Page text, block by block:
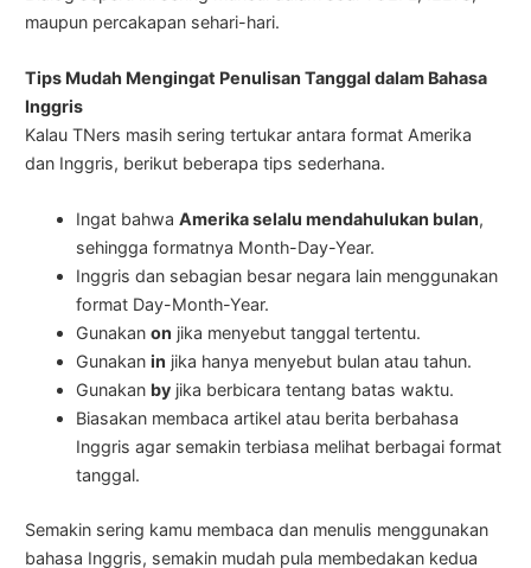
maupun percakapan sehari-hari.
Tips Mudah Mengingat Penulisan Tanggal dalam Bahasa
Inggris
Kalau TNers masih sering tertukar antara format Amerika
dan Inggris, berikut beberapa tips sederhana.
Ingat bahwaAmerika selalu mendahulukan bulan,
sehingga formatnya Month-Day-Year.
Inggris dan sebagian besar negara lain menggunakan
format Day-Month-Year.
Gunakanon jika menyebut tanggal tertentu.
Gunakanin jika hanya menyebut bulan atau tahun.
Gunakan by jika berbicara tentang batas waktu.
Biasakan membaca artikel atau berita berbahasa
Inggris agar semakin terbiasa melihat berbagai format
tanggal.
Semakin sering kamu membaca dan menulis menggunakan
bahasa Inggris, semakin mudah pula membedakan kedua